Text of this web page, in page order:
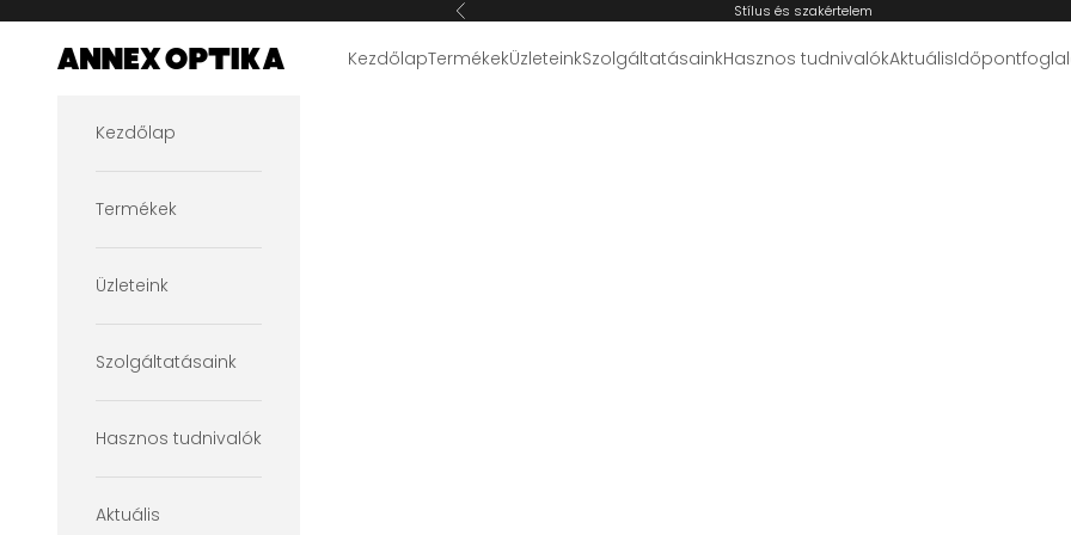
Előző Stílus és szakértelem
Annex Optika KezdőlapTermékekÜzleteinkSzolgáltatásainkHasznos tudnivalókAktuális
Kezdőlap
Termékek
Üzleteink
Szolgáltatásaink
Hasznos tudnivalók
Aktuális